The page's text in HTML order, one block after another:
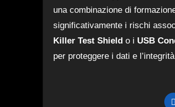
una combinazione di
significativamente i rischi
Killer Test Shield o i USB
per proteggere i dati e